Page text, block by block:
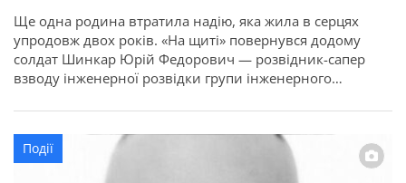
Ще одна родина втратила надію, яка жила в серцях
упродовж двох років. «На щиті» повернувся додому
солдат Шинкар Юрій Федорович — розвідник-сапер
взводу інженерної розвідки групи інженерного
України. 26 лютого Смілянська громада провела його у
вічність. Поховали Юрія Шинкара на Алеї Слави
Загреблянського кладовища. Про це повідомляє
Смілянська міська рада. […]
Події